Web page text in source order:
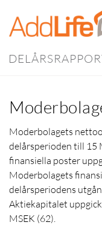
Moderbolagets
delårsperioden till 15
finansiella poster
Moderbolagets
delårsperiodens
Aktiekapitalet
MSEK (62).